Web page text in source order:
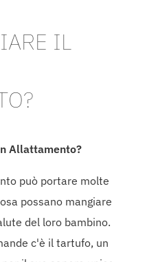
IL
Allattamento?
può portare molte
possano mangiare
del loro bambino.
c'è il tartufo, un